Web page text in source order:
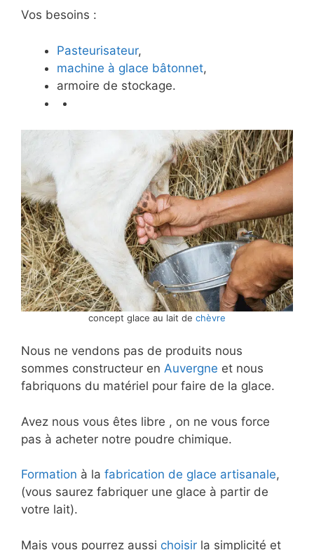
Vos besoins :
Pasteurisateur,
machine à glace bâtonnet,
armoire de stockage.
concept glace au lait de chèvre
Nous ne vendons pas de produits nous
sommes constructeur en Auvergne et nous
fabriquons du matériel pour faire de la glace.
Avez nous vous êtes libre , on ne vous force
pas à acheter notre poudre chimique.
Formation à la fabrication de glace artisanale,
(vous saurez fabriquer une glace à partir de
votre lait).
Mais vous pourrez aussi choisir la simplicité et